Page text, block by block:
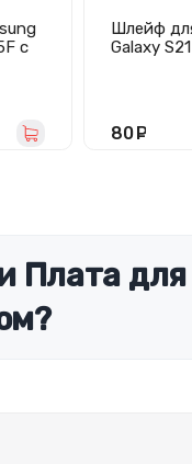
с
Шлейф
Galaxy
80
Плата